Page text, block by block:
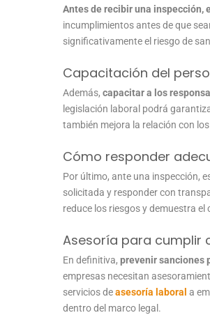
Antes de recibir una
incumplimientos antes de que
significativamente el riesgo de
Capacitación del
Además,capacitar a los
legislación laboral podrá
también mejora la relación con
Cómo responder
Por último, ante una inspección,
solicitada y responder con
reduce los riesgos y demuestra
Asesoría para cumplir
En definitiva,prevenir sanciones
empresas necesitan
servicios deasesoría laboral a
dentro del marco legal.